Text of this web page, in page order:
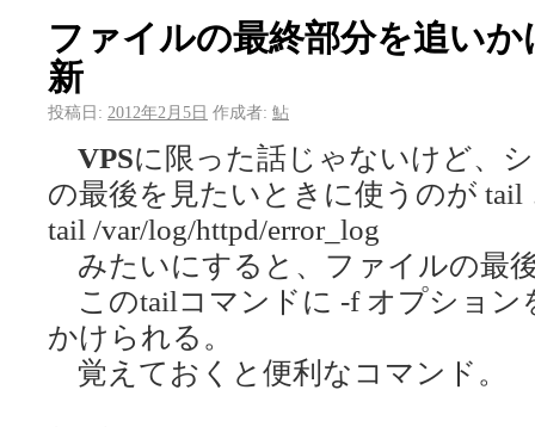
ファイルの最終部分を追い
新
投稿日: 2012年2月5日 作成者: 鮎
VPSに限った話じゃないけど、
の最後を見たいときに使うのが tail
tail /var/log/httpd/error_log
みたいにすると、ファイルの最
このtailコマンドに -f オプション
かけられる。
覚えておくと便利なコマンド。